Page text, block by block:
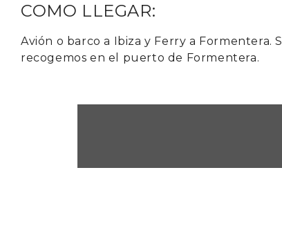
COMO LLEGAR:
Avión o barco a Ibiza y Ferry a Formentera.
recogemos en el puerto de Formentera.